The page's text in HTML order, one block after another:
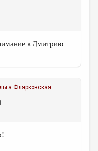
к Дмитрию
Флярковская